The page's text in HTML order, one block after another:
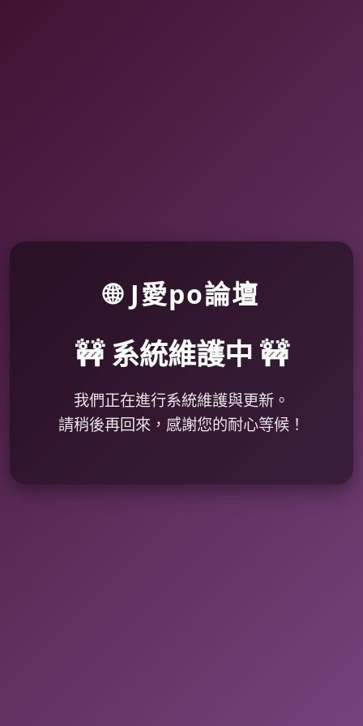
🌐 J愛po論壇
🚧 系統維護中 🚧
我們正在進行系統維護與更新。
請稍後再回來，感謝您的耐心等候！